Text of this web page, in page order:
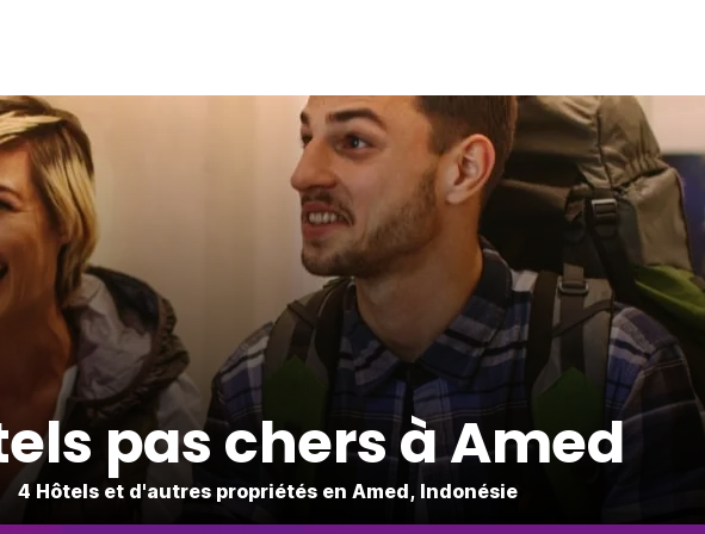
pas chers à Amed
4 Hôtels et d'autres propriétés en Amed, Indonésie